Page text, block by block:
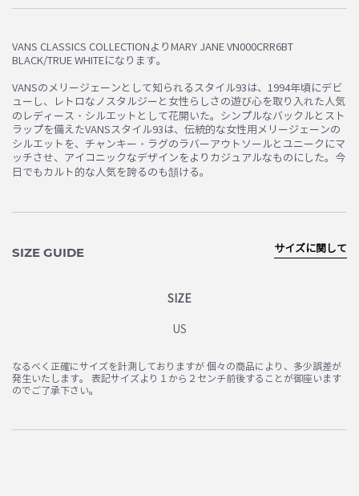
VANS CLASSICS COLLECTIONよりMARY JANE VN000CRR6BT
BLACK/TRUE WHITEになります。
VANSのメリージェーンとして知られるスタイル93は、1994年頃にデビ
ューし、レトロなノスタルジーと女性らしさの遊び心を取り入れた人気
のレディース・シルエットとして花開いた。シンプルなバックルとスト
ラップを備えたVANSスタイル93は、伝統的な女性用メリージェーンの
シルエットを、チャンキー・ラグのラバーアウトソールとユニークにマ
ッチさせ、アイコニックなデザインをよりカジュアルなものにした。今
日でもカルト的な人気を誇るのも頷ける。
SIZE GUIDE
SIZE
US
サイズに関して
なるべく正確にサイズを計測しておりますが 個々の商品により、多少誤差が
発生いたします。 表記サイズより１から２センチ前後することが御座います
のでご了承下さい。